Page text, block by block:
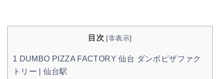
目次 [非表示]
1 DUMBO PIZZA FACTORY 仙台 ダンボピザファク
トリー | 仙台駅